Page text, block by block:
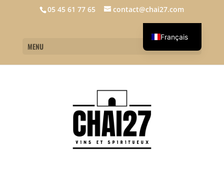
05 45 61 77 65 contact@chai27.com
MENU
Français
English